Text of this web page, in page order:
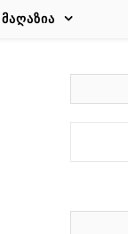
ᲛᲐᲦᲐᲖᲘᲐ